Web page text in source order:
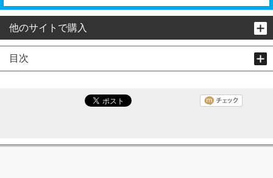
他のサイトで購入
目次